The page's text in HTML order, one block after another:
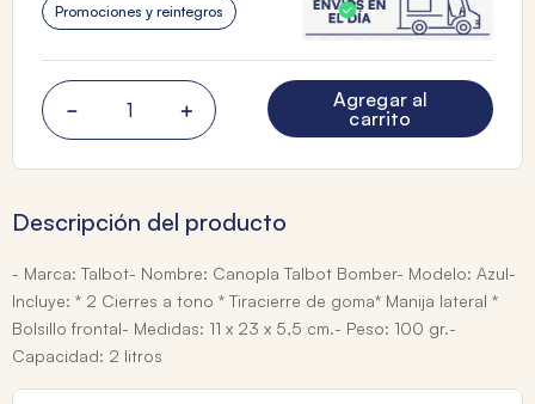
Promociones y reintegros
＋
－
Agregar al
carrito
Descripción del producto
- Marca: Talbot- Nombre: Canopla Talbot Bomber- Modelo: Azul-
Incluye: * 2 Cierres a tono * Tiracierre de goma* Manija lateral *
Bolsillo frontal- Medidas: 11 x 23 x 5,5 cm.- Peso: 100 gr.-
Capacidad: 2 litros